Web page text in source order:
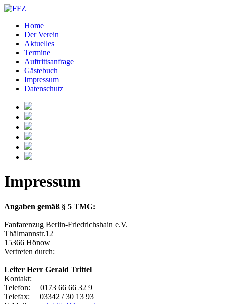
Home
Der Verein
Aktuelles
Termine
Auftrittsanfrage
Gästebuch
Impressum
Datenschutz
Impressum
Angaben gemäß § 5 TMG:
Fanfarenzug Berlin-Friedrichshain e.V.
Thälmannstr.12
15366 Hönow
Vertreten durch:
Leiter Herr Gerald Trittel
Kontakt:
Telefon: 0173 66 66 32 9
Telefax: 03342 / 30 13 93